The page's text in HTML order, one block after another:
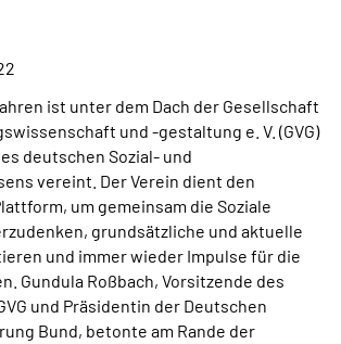
(DGS)
ist unter dem Dach der Gesellschaft
und -gestaltung e. V. (GVG)
deutschen Sozial- und
vereint. Der Verein dient den
um gemeinsam die Soziale
grundsätzliche und aktuelle
und immer wieder Impulse für die
Gundula Roßbach, Vorsitzende des
und Präsidentin der Deutschen
Bund, betonte am Rande der